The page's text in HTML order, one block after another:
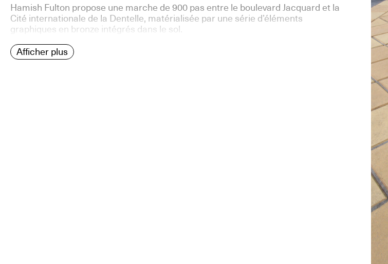
Hamish Fulton propose une marche de 900 pas entre le boulevard Jacquard et la
Cité internationale de la Dentelle, matérialisée par une série d’éléments
graphiques en bronze intégrés dans le sol.
Afficher plus